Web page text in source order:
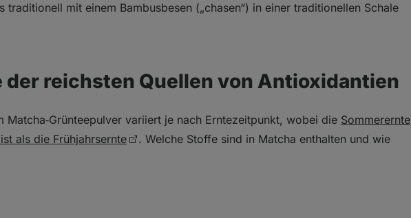
traditionell mit einem Bambusbesen („chasen“) in einer traditionellen Schale
der reichsten Quellen von Antioxidantien
Matcha‑Grünteepulver variiert je nach Erntezeitpunkt, wobei die Sommerernte
als die Frühjahrsernte
. Welche Stoffe sind in Matcha enthalten und wie